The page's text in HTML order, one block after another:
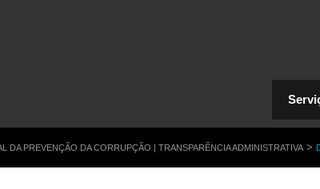
DA PREVENÇÃO DA CORRUPÇÃO | TRANSPARÊNCIA ADMINISTRATIVA >